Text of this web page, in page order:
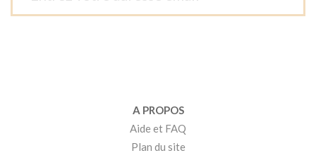
A PROPOS
Aide et FAQ
Plan du site